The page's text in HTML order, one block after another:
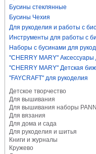
Бусины стеклянные
Бусины Чехия
Для рукоделия и работы с
Инструменты для работы с
Наборы с бусинами для
"CHERRY MARY"
"CHERRY MARY" Детская
"FAYCRAFT" для рукоделия
Детское творчество
Для вышивания
Для вышивания наборы
Для вязания
Для дома и сада
Для рукоделия и шитья
Книги и журналы
Кружево